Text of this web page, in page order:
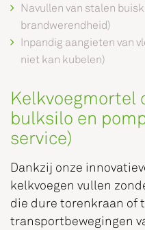
Navullen van stalen
brandwerendheid)
Inpandig aangieten van
niet kan kubelen)
Kelkvoegmortel
bulksilo en
service)
Dankzij onze
kelkvoegen vullen
die dure torenkraan of
transportbewegingen